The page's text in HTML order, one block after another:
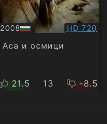
2008
БГ
аудио
HD 720
Аса и осмици
21.5 13 -8.5